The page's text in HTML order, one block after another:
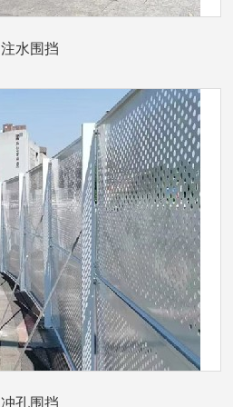
注水围挡
冲孔围挡